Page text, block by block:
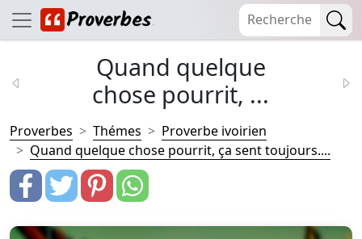
Quand quelque
chose pourrit, ...
Proverbes Thémes
Proverbe ivoirien
Quand quelque chose pourrit, ça sent toujours....